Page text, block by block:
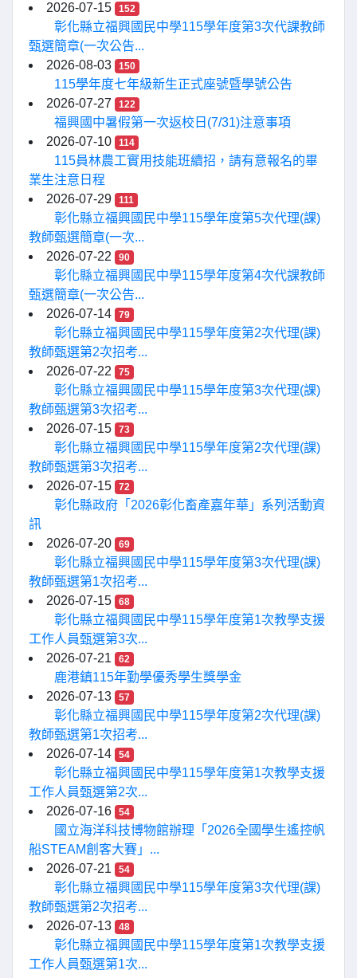
2026-07-15
152
彰化縣立福興國民中學115學年度第3次代課教師
甄選簡章(一次公告...
2026-08-03
150
115學年度七年級新生正式座號暨學號公告
2026-07-27
122
福興國中暑假第一次返校日(7/31)注意事項
2026-07-10
114
115員林農工實用技能班續招，請有意報名的畢
業生注意日程
2026-07-29
111
彰化縣立福興國民中學115學年度第5次代理(課)
教師甄選簡章(一次...
2026-07-22
90
彰化縣立福興國民中學115學年度第4次代課教師
甄選簡章(一次公告...
2026-07-14
79
彰化縣立福興國民中學115學年度第2次代理(課)
教師甄選第2次招考...
2026-07-22
75
彰化縣立福興國民中學115學年度第3次代理(課)
教師甄選第3次招考...
2026-07-15
73
彰化縣立福興國民中學115學年度第2次代理(課)
教師甄選第3次招考...
2026-07-15
72
彰化縣政府「2026彰化畜產嘉年華」系列活動資
訊
2026-07-20
69
彰化縣立福興國民中學115學年度第3次代理(課)
教師甄選第1次招考...
2026-07-15
68
彰化縣立福興國民中學115學年度第1次教學支援
工作人員甄選第3次...
2026-07-21
62
鹿港鎮115年勤學優秀學生獎學金
2026-07-13
57
彰化縣立福興國民中學115學年度第2次代理(課)
教師甄選第1次招考...
2026-07-14
54
彰化縣立福興國民中學115學年度第1次教學支援
工作人員甄選第2次...
2026-07-16
54
國立海洋科技博物館辦理「2026全國學生遙控帆
船STEAM創客大賽」...
2026-07-21
54
彰化縣立福興國民中學115學年度第3次代理(課)
教師甄選第2次招考...
2026-07-13
48
彰化縣立福興國民中學115學年度第1次教學支援
工作人員甄選第1次...